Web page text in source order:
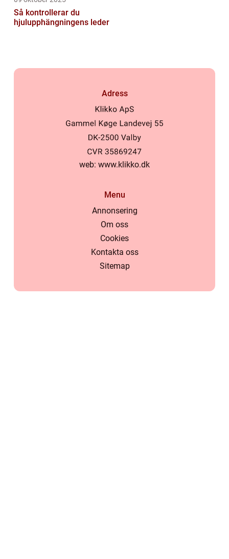
Så kontrollerar du
hjulupphängningens leder
Adress
web: www.klikko.dk
Menu
Annonsering
Om oss
Cookies
Kontakta oss
Sitemap